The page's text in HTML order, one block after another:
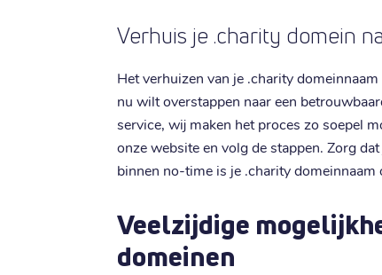
Verhuis je .charity domein
Het verhuizen van je .charity
nu wilt overstappen naar een
service, wij maken het proces zo soepel
onze website en volg de stappen. Zorg
binnen no-time is je .charity
Veelzijdige
domeinen